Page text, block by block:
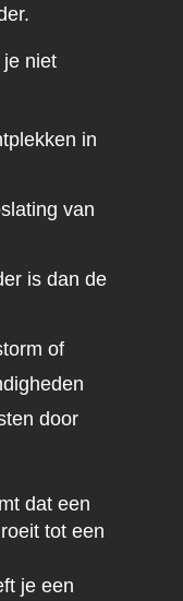
niet
in
van
is dan de
of
door
dat een
tot een
je een